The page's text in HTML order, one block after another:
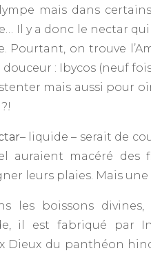
mais dans
Il y a donc le nectar
Pourtant, on trouve
: Ibycos (neuf
mais aussi pour
– liquide – serait de
auraient macéré des
leurs plaies. Mais
les boissons
il est fabriqué par
Dieux du panthéon